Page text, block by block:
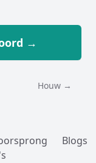
→
Houw →
Blogs